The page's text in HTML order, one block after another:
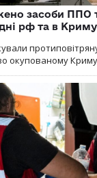
засоби ППО
рф та в Криму
окупованому